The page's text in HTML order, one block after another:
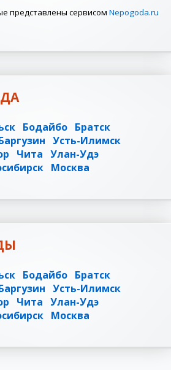
представлены сервисом Nepogoda.ru
Бодайбо Братск
Усть-Илимск
Чита Улан-Удэ
Москва
Бодайбо Братск
Усть-Илимск
Чита Улан-Удэ
Москва